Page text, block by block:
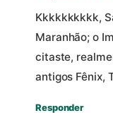
Kkkkkkkkkk,
Maranhão; o
citaste,
antigos Fênix,
Responder